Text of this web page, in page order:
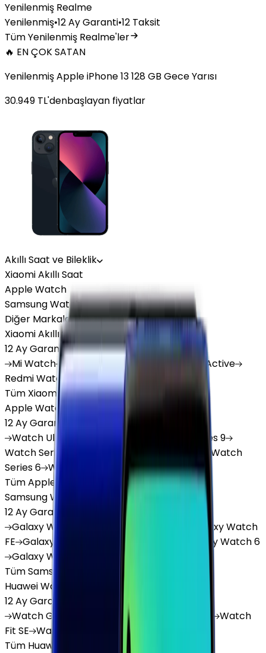
Yenilenmiş Realme
Yenilenmiş•12 Ay Garanti•12 Taksit
Tüm Yenilenmiş Realme'ler
🔥 EN ÇOK SATAN
Yenilenmiş Apple iPhone 13 128 GB Gece Yarısı
30.949 TL'denbaşlayan fiyatlar
Akıllı Saat ve Bileklik
Xiaomi Akıllı Saat
Apple Watch
Samsung Watch
Diğer Markalar
Xiaomi Akıllı Saat
12 Ay Garanti•6 Taksit
MiWatch Mi Watch Lite Redmi
Watch 3 Active
RedmiWatch 5 Lite Redmi
Tüm Xiaomi Akıllı Saat'lar
Apple Watch
12 Ay Garanti
Watch Ultra Series 10
Series 9
WatchSeries 8 Series 7
Watch
Series 6 Watch
Tüm Apple Watch'lar
Samsung Watch
12 Ay Garanti
GalaxyWatch 7 Watch Ultra GalaxyWatch
FE Galaxy Galaxy GalaxyWatch 6
GalaxyWatch8
Tüm Samsung Watch'lar
Huawei Watch
12 Ay Garanti
WatchGT 4 GT 5 GT 5 Pro
Watch
Fit SE Watch WatchGT3 Pro
Tüm Huawei Watch'lar